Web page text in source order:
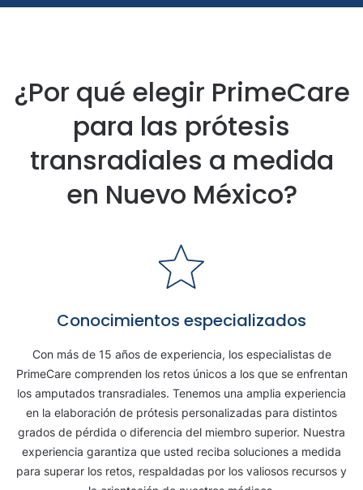
¿Por qué elegir PrimeCare
para las prótesis
transradiales a medida
en Nuevo México?
Conocimientos especializados
Con más de 15 años de experiencia, los especialistas de
PrimeCare comprenden los retos únicos a los que se enfrentan
los amputados transradiales. Tenemos una amplia experiencia
en la elaboración de prótesis personalizadas para distintos
grados de pérdida o diferencia del miembro superior. Nuestra
experiencia garantiza que usted reciba soluciones a medida
para superar los retos, respaldadas por los valiosos recursos y